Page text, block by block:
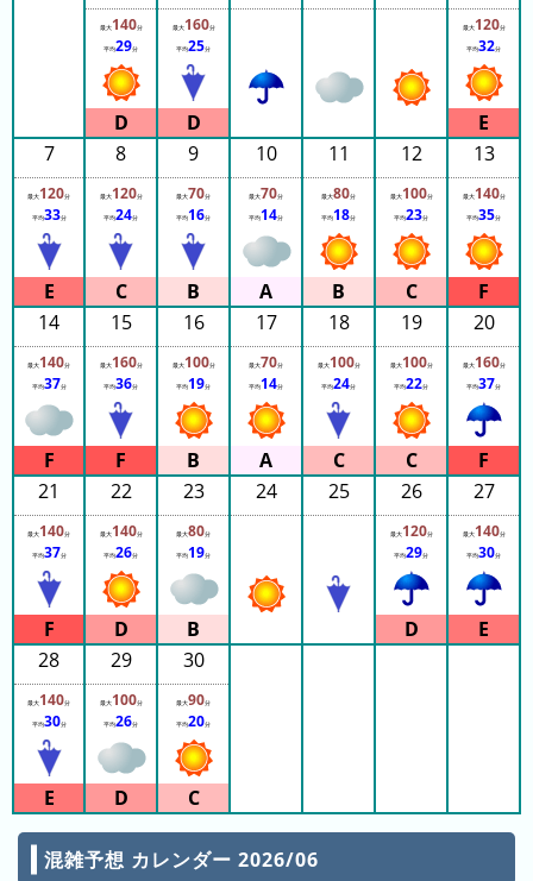
シ
マ
ス
ド
八
景
島
シ
パ
ラ
イ
ス
那
須
イ
ラ
ン
ド
最大140分
平均29分
最大160分
平均25分
最大120分
平均32分
7
最大120分
平均33分
8
最大120分
平均24分
9
最大70分
平均16分
10
最大70分
平均14分
11
最大80分
平均18分
12
最大100分
平均23分
13
最大140分
平均35分
14
最大140分
平均37分
15
最大160分
平均36分
16
最大100分
平均19分
17
最大70分
平均14分
18
最大100分
平均24分
19
最大100分
平均22分
20
最大160分
平均37分
21
最大140分
平均37分
22
最大140分
平均26分
23
最大80分
平均19分
24 25 26
最大120分
平均29分
27
最大140分
平均30分
28
最大140分
平均30分
29
最大100分
平均26分
30
最大90分
平均20分
混雑予想 カレンダー 2026/06